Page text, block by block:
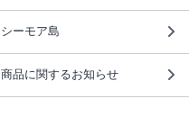
シーモア島
商品に関するお知らせ